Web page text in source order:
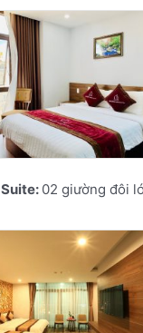
Suite: 02 giường đôi